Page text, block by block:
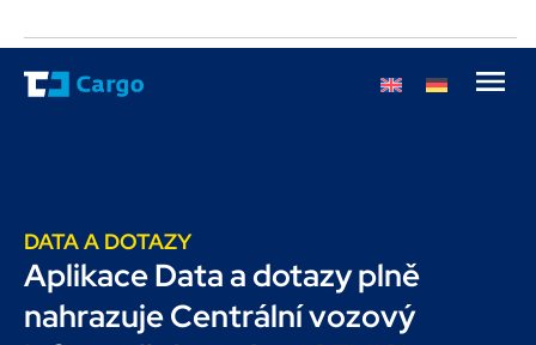
DATA A DOTAZY
Aplikace Data a dotazy plně
nahrazuje Centrální vozový